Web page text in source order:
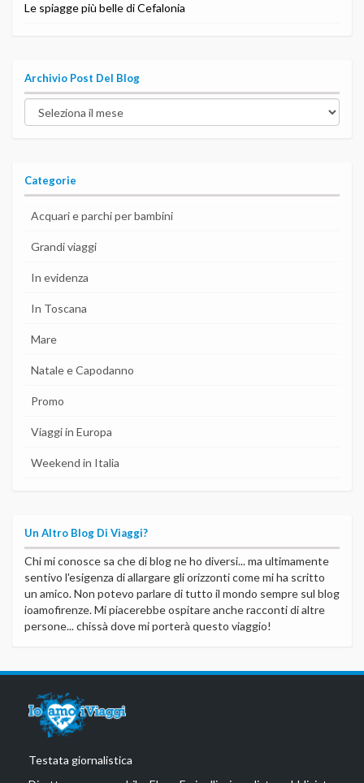
Le spiagge più belle di Cefalonia
Archivio Post Del Blog
Archivio
post
Categorie
Acquari e parchi per bambini
Grandi viaggi
In evidenza
In Toscana
Mare
Natale e Capodanno
Promo
Viaggi in Europa
Weekend in Italia
Un Altro Blog Di Viaggi?
Chi mi conosce sa che di blog ne ho diversi... ma ultimamente
sentivo l'esigenza di allargare gli orizzonti come mi ha scritto
un amico. Non potevo parlare di tutto il mondo sempre sul blog
ioamofirenze. Mi piacerebbe ospitare anche racconti di altre
persone... chissà dove mi porterà questo viaggio!
Testata giornalistica